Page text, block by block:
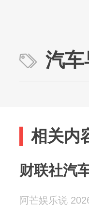
汽车
相关内
财联社汽
阿芒娱乐说